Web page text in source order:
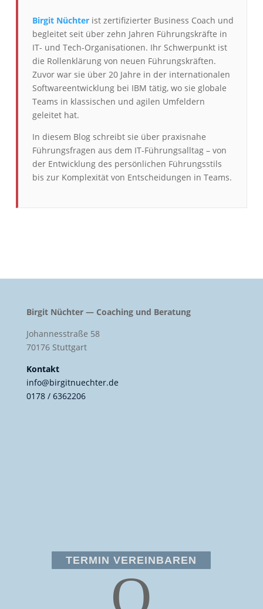
Birgit Nüchter ist zertifizierter Business Coach und
begleitet seit über zehn Jahren Führungskräfte in
IT- und Tech-Organisationen. Ihr Schwerpunkt ist
die Rollenklärung von neuen Führungskräften.
Zuvor war sie über 20 Jahre in der internationalen
Softwareentwicklung bei IBM tätig, wo sie globale
Teams in klassischen und agilen Umfeldern
geleitet hat.
In diesem Blog schreibt sie über praxisnahe
Führungsfragen aus dem IT-Führungsalltag – von
der Entwicklung des persönlichen Führungsstils
bis zur Komplexität von Entscheidungen in Teams.
Birgit Nüchter — Coaching und Beratung
Johannesstraße 58
70176 Stuttgart
Kontakt
info@birgitnuechter.de
0178 / 6362206
TERMIN VEREINBAREN